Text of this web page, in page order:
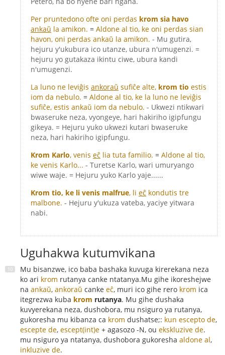
Per pruntedono ofte oni perdas krom sia havo
ankaŭ la amikon. = Aldone al tio, ke oni perdas sian
havon, oni perdas ankaŭ la amikon. - Mu gutira,
hejuru y'ukubura ico utanze, ubura n'umugenzi. =
hejuru yo gutakaza ikintu ciwe, ubura kandi
n'umugenzi.
La luno ne leviĝis ankoraŭ sufiĉe alte, krom tio estis
iom da nebulo. = Aldone al tio, ke la luno ne leviĝis
sufiĉe, estis ankaŭ iom da nebulo. - Ukwezi ntikwari
bwaseruke neza, vyongeye, hari hakiriho igipfungu
gikeya. = Hejuru yuko ukwezi kutari bwaseruke
neza, hari hakiriho igipfungu.
Krom Karlo, venis eĉ lia tuta familio. = Aldone al tio,
ke venis Karlo... - Turetse Karlo, wari umuryango
wiwe waje. = Hejuru yuko Karlo yaje......
Krom tio, ke li venis malfrue, li eĉ kondutis tre
malbone. - Hejuru y'ukuza vateba, yaciye yitwara
nabi.
Uguhakwa kutumvikana
Mu bisanzwe, ico baba bashaka kuvuga kirerekana neza
ko ari krom rutanya canke ntatanya.Mu gihe ikoreshejwe
na ankaŭ, ankoraŭ canke eĉ, muri ico gihe rero krom ica
itegrezwa kuba krom rutanya. Mu gihe dushaka
kuvyerekana neza, dushobora, mu nsiguro ya rutanya,
gukoresha mu kibanza ca krom dushatse;: kun escepto de,
escepte de, escept(int)e + agasozo -N, ou ekskluzive de.
mu nsiguro ya ntatanya, dushobora gukoresha aldone al,
inkluzive de.